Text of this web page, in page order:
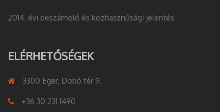
2014. évi beszámoló és közhasznúsági jelentés
ELÉRHETŐSÉGEK
3300 Eger, Dobó tér 9.
+36 30 231 1490